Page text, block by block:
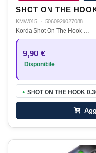
SHOT ON THE
KMW015 · 5060929027088
Korda Shot On The Hook …
9,90 €
Disponibile
● SHOT ON THE HOOK